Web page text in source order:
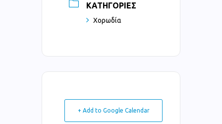
ΚΑΤΗΓΟΡΊΕΣ
Χορωδία
+ Add to Google Calendar